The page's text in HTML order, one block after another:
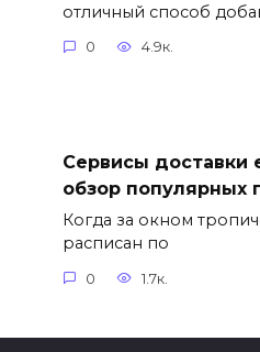
отличный способ
0 4.9к.
Сервисы доставки
обзор популярных
Когда за окном
расписан по
0 1.7к.